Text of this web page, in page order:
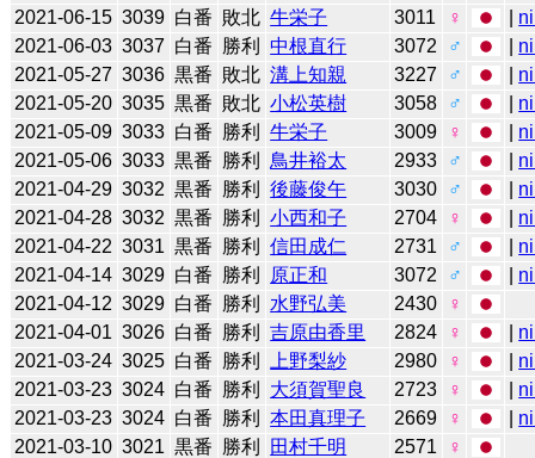
2021-06-15 3039 白番 敗北 牛栄子 3011 ♀
2021-06-03 3037 白番 勝利 中根直行 3072 ♂
2021-05-27 3036 黒番 敗北 溝上知親 3227 ♂
2021-05-20 3035 黒番 敗北 小松英樹 3058 ♂
2021-05-09 3033 白番 勝利 牛栄子 3009 ♀
2021-05-06 3033 黒番 勝利 鳥井裕太 2933 ♂
2021-04-29 3032 黒番 勝利 後藤俊午 3030 ♂
2021-04-28 3032 黒番 勝利 小西和子 2704 ♀
2021-04-22 3031 黒番 勝利 信田成仁 2731 ♂
2021-04-14 3029 白番 勝利 原正和 3072 ♂
2021-04-12 3029 白番 勝利 水野弘美 2430
♀
2021-04-01 3026 白番 勝利 吉原由香里 2824 ♀
2021-03-24 3025 白番 勝利 上野梨紗 2980 ♀
2021-03-23 3024 白番 勝利 大須賀聖良 2723 ♀
2021-03-23 3024 白番 勝利 本田真理子 2669 ♀
2021-03-10 3021 黒番 勝利 田村千明 2571
♀